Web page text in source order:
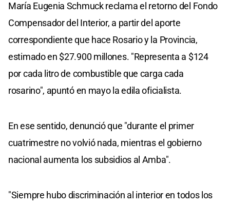
María Eugenia Schmuck reclama el retorno del Fondo
Compensador del Interior, a partir del aporte
correspondiente que hace Rosario y la Provincia,
estimado en $27.900 millones. "Representa a $124
por cada litro de combustible que carga cada
rosarino", apuntó en mayo la edila oficialista.
En ese sentido, denunció que "durante el primer
cuatrimestre no volvió nada, mientras el gobierno
nacional aumenta los subsidios al Amba".
"Siempre hubo discriminación al interior en todos los